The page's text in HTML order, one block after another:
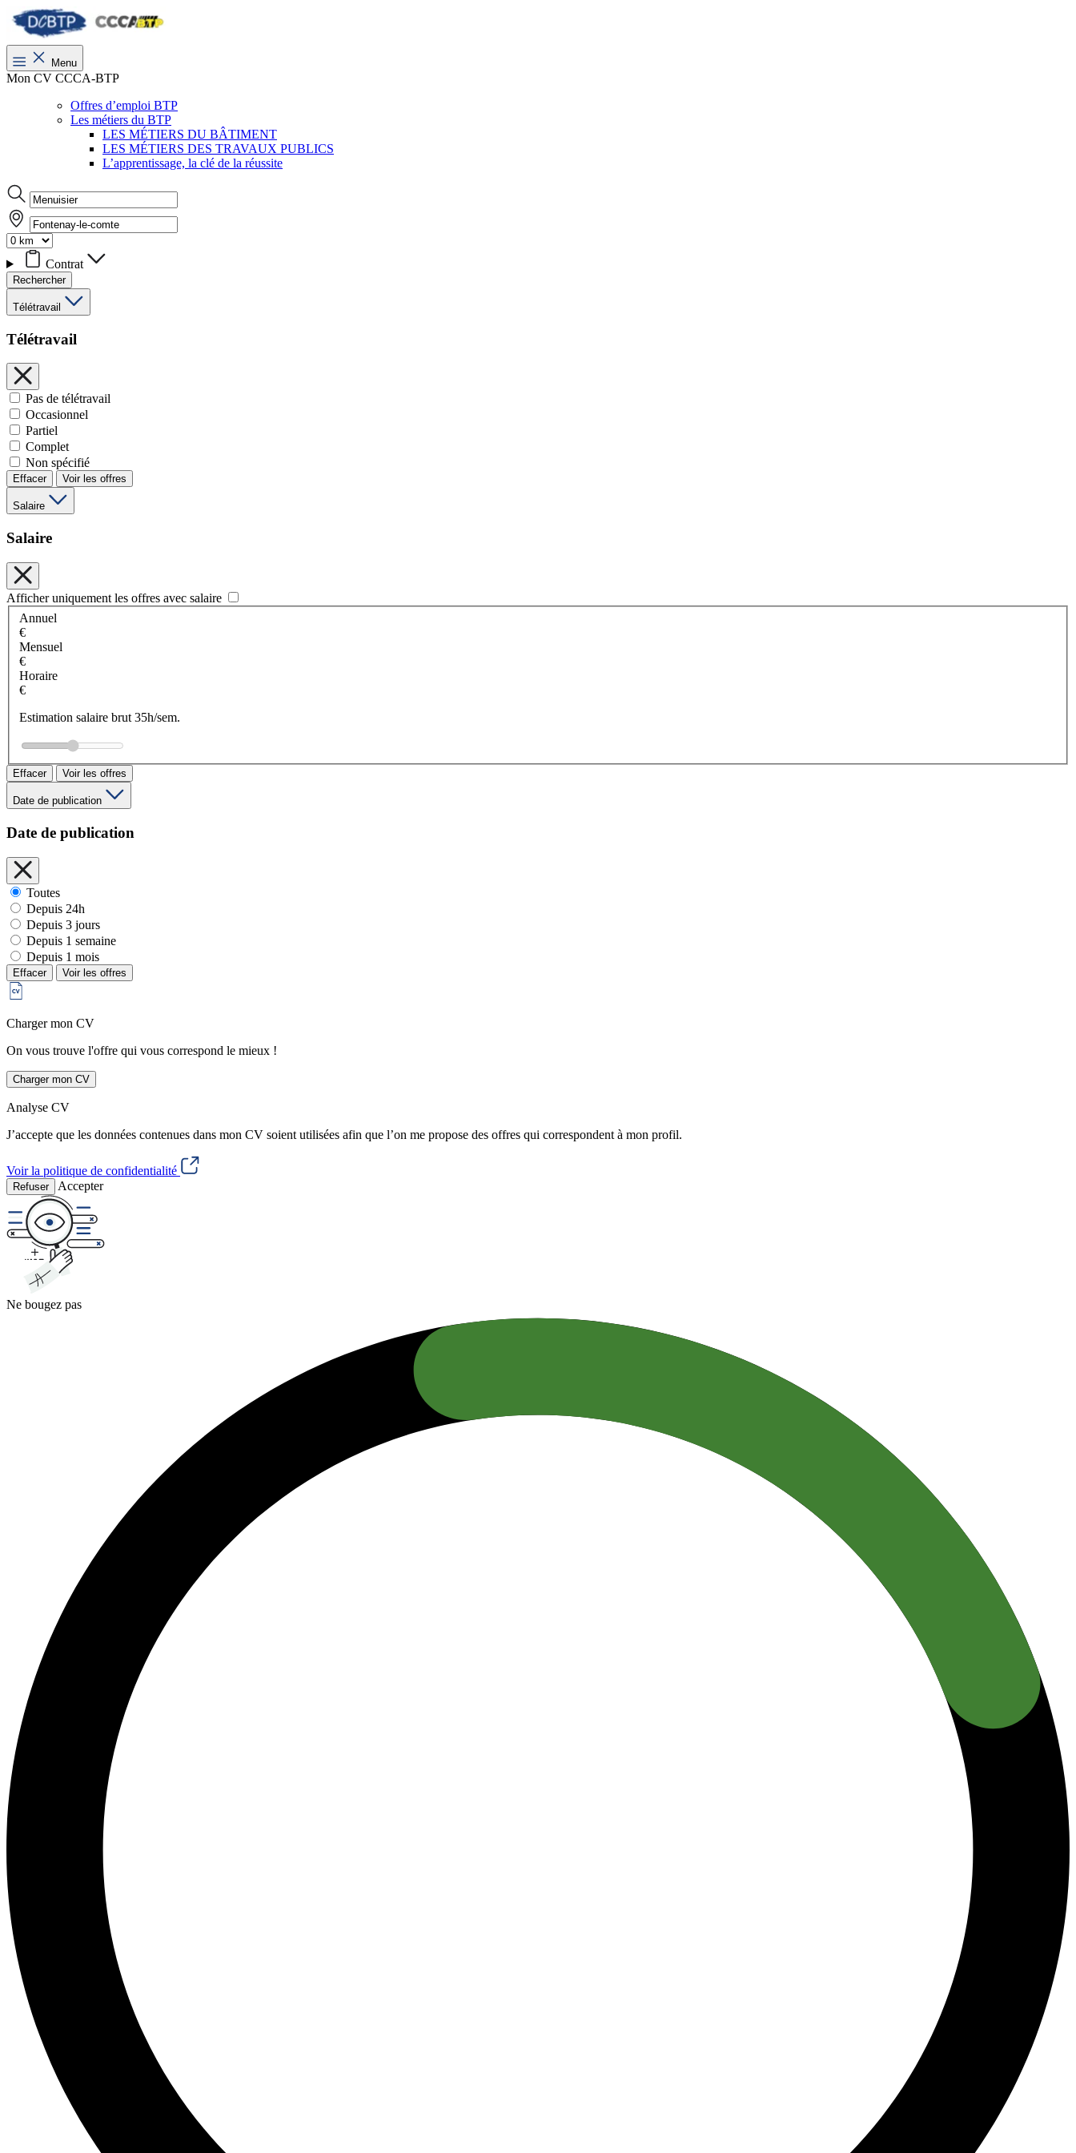
Menu
Mon CV CCCA-BTP
Offres d’emploi BTP
Les métiers du BTP
LES MÉTIERS DU BÂTIMENT
LES MÉTIERS DES TRAVAUX PUBLICS
L’apprentissage, la clé de la réussite
Contrat
Rechercher
Télétravail
Télétravail
Pas de télétravail
Occasionnel
Partiel
Complet
Non spécifié
Effacer Voir les offres
Salaire
Salaire
Afficher uniquement les offres avec salaire
Annuel
€
Mensuel
€
Horaire
€
Estimation salaire brut 35h/sem.
Effacer Voir les offres
Date de publication
Date de publication
Toutes
Depuis 24h
Depuis 3 jours
Depuis 1 semaine
Depuis 1 mois
Effacer Voir les offres
Charger mon CV
On vous trouve l'offre qui vous correspond le mieux !
Charger mon CV
Analyse CV
J’accepte que les données contenues dans mon CV soient utilisées afin que l’on me propose des offres qui correspondent à mon profil.
Voir la politique de confidentialité
Refuser Accepter
Ne bougez pas